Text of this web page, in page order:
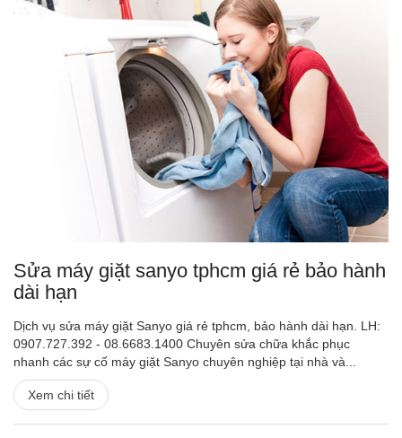
Sửa máy giặt sanyo tphcm giá rẻ bảo hành
dài hạn
Dịch vụ sửa máy giặt Sanyo giá rẻ tphcm, bảo hành dài hạn. LH:
0907.727.392 - 08.6683.1400 Chuyên sửa chữa khắc phục
nhanh các sự cố máy giặt Sanyo chuyên nghiệp tại nhà và...
Xem chi tiết